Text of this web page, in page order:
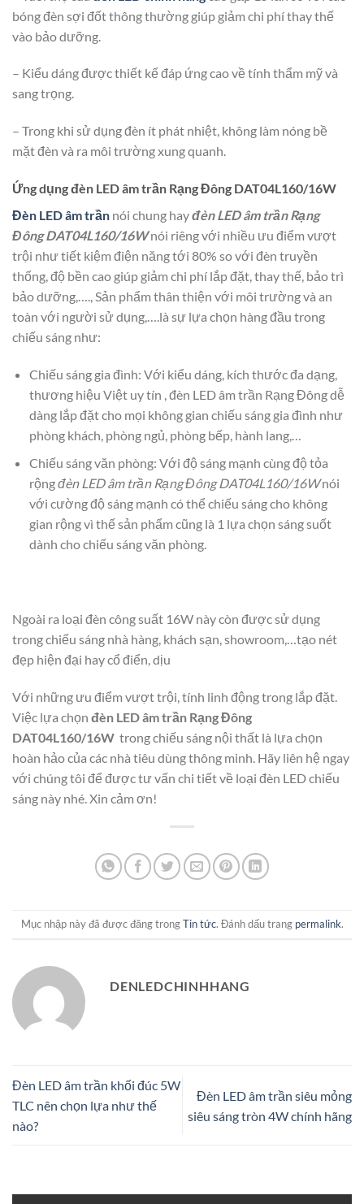
bóng đèn sợi đốt thông thường giúp giảm chi phí thay thế
vào bảo dưỡng.
– Kiểu dáng được thiết kế đáp ứng cao về tính thẩm mỹ và
sang trọng.
– Trong khi sử dụng đèn ít phát nhiệt, không làm nóng bề
mặt đèn và ra môi trường xung quanh.
Ứng dụng đèn LED âm trần Rạng Đông DAT04L160/16W
Đèn LED âm trần nói chung hayđèn LED âm trần Rạng
Đông DAT04L160/16Wnói riêng với nhiều ưu điểm vượt
trội như tiết kiệm điện năng tới 80% so với đèn truyền
thống, độ bền cao giúp giảm chi phí lắp đặt, thay thế, bảo trì
bảo dưỡng,…., Sản phẩm thân thiện với môi trường và an
toàn với người sử dụng,….là sự lựa chọn hàng đầu trong
chiếu sáng như:
Chiếu sáng gia đình: Với kiểu dáng, kích thước đa dạng,
thương hiệu Việt uy tín , đèn LED âm trần Rạng Đông dễ
dàng lắp đặt cho mọi không gian chiếu sáng gia đình như
phòng khách, phòng ngủ, phòng bếp, hành lang,…
Chiếu sáng văn phòng: Với độ sáng mạnh cùng độ tỏa
rộngđèn LED âm trần Rạng Đông DAT04L160/16Wnói
với cường độ sáng mạnh có thể chiếu sáng cho không
gian rộng vì thế sản phẩm cũng là 1 lựa chọn sáng suốt
dành cho chiếu sáng văn phòng.
Ngoài ra loại đèn công suất 16W này còn được sử dụng
trong chiếu sáng nhà hàng, khách sạn, showroom,…tạo nét
đẹp hiện đại hay cổ điển, dịu
Với những ưu điểm vượt trội, tính linh động trong lắp đặt.
Việc lựa chọn đèn LED âm trần Rạng Đông
DAT04L160/16W trong chiếu sáng nội thất là lựa chọn
hoàn hảo của các nhà tiêu dùng thông minh. Hãy liên hệ ngay
với chúng tôi để được tư vấn chi tiết về loại đèn LED chiếu
sáng này nhé. Xin cảm ơn!
Mục nhập này đã được đăng trongTin tức. Đánh dấu trang permalink.
DENLEDCHINHHANG
Đèn LED âm trần khối đúc 5W
TLC nên chọn lựa như thế
nào?
Đèn LED âm trần siêu mỏng
siêu sáng tròn 4W chính hãng